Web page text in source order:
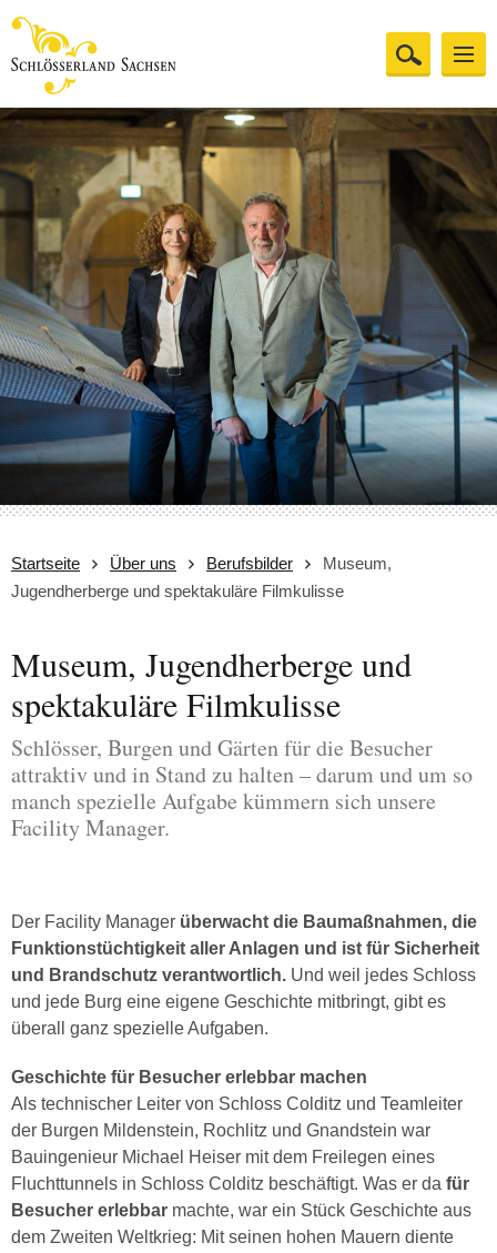
Startseite Über uns Berufsbilder
Museum,
Jugendherberge und spektakuläre Filmkulisse
Museum, Jugendherberge und
spektakuläre Filmkulisse
Schlösser, Burgen und Gärten für die Besucher
attraktiv und in Stand zu halten – darum und um so
manch spezielle Aufgabe kümmern sich unsere
Facility Manager.
Der Facility Manager überwacht die Baumaßnahmen, die
Funktionstüchtigkeit aller Anlagen und ist für Sicherheit
und Brandschutz verantwortlich. Und weil jedes Schloss
und jede Burg eine eigene Geschichte mitbringt, gibt es
überall ganz spezielle Aufgaben.
Geschichte für Besucher erlebbar machen
Als technischer Leiter von Schloss Colditz und Teamleiter
der Burgen Mildenstein, Rochlitz und Gnandstein war
Bauingenieur Michael Heiser mit dem Freilegen eines
Fluchttunnels in Schloss Colditz beschäftigt. Was er da für
Besucher erlebbar machte, war ein Stück Geschichte aus
dem Zweiten Weltkrieg: Mit seinen hohen Mauern diente